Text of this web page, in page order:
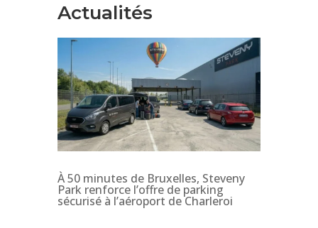
Actualités
À 50 minutes de Bruxelles, Steveny
Park renforce l’offre de parking
sécurisé à l’aéroport de Charleroi